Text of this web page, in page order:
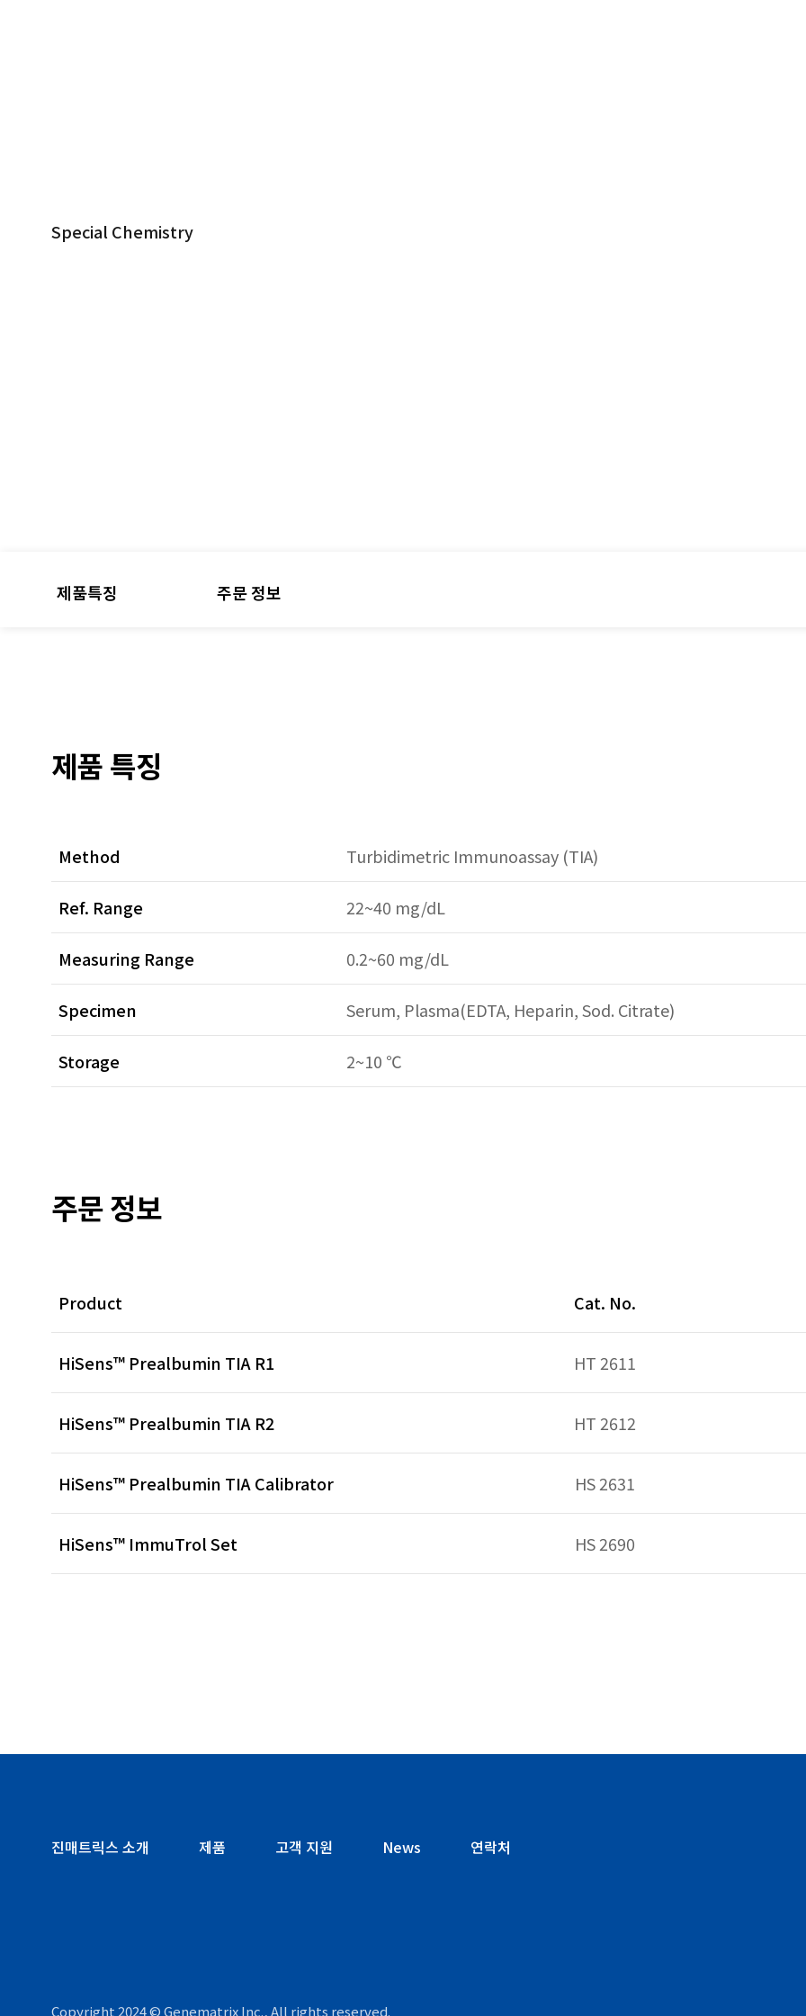
Special Chemistry
제품특징 주문 정보
제품 특징
Method Turbidimetric Immunoassay (TIA)
Ref. Range 22~40 mg/dL
Measuring Range 0.2~60 mg/dL
Specimen Serum, Plasma(EDTA, Heparin, Sod. Citrate)
Storage 2~10 ℃
주문 정보
Product Cat. No.
HiSens™ Prealbumin TIA R1 HT 2611
HiSens™ Prealbumin TIA R2 HT 2612
HiSens™ Prealbumin TIA Calibrator HS 2631
HiSens™ ImmuTrol Set HS 2690
진매트릭스 소개 제품 고객 지원 News
연락처
Copyright 2024 © Genematrix Inc., All rights reserved.